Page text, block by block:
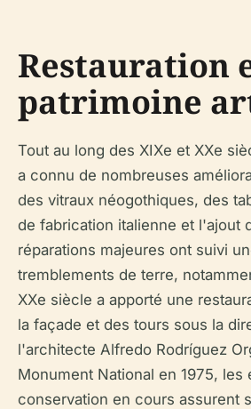
Restauration
patrimoine
Tout au long des XIXe et XXe
a connu de nombreuses
des vitraux néogothiques, des
de fabrication italienne et l'ajout
réparations majeures ont suivi
tremblements de terre,
XXe siècle a apporté une
la façade et des tours sous la
l'architecte Alfredo Rodríguez
Monument National en 1975, les
conservation en cours assurent